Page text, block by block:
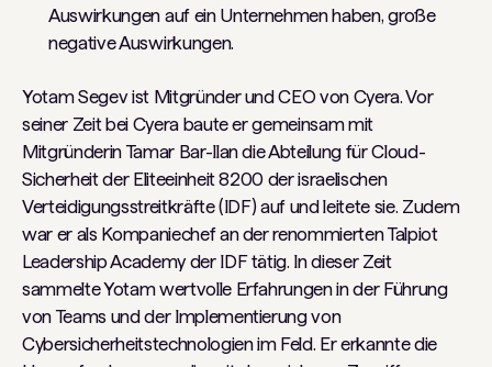
Auswirkungen auf ein Unternehmen haben, große
negative Auswirkungen.
Yotam Segev ist Mitgründer und CEO von Cyera. Vor
seiner Zeit bei Cyera baute er gemeinsam mit
Mitgründerin Tamar Bar-Ilan die Abteilung für Cloud-
Sicherheit der Eliteeinheit 8200 der israelischen
Verteidigungsstreitkräfte (IDF) auf und leitete sie. Zudem
war er als Kompaniechef an der renommierten Talpiot
Leadership Academy der IDF tätig. In dieser Zeit
sammelte Yotam wertvolle Erfahrungen in der Führung
von Teams und der Implementierung von
Cybersicherheitstechnologien im Feld. Er erkannte die